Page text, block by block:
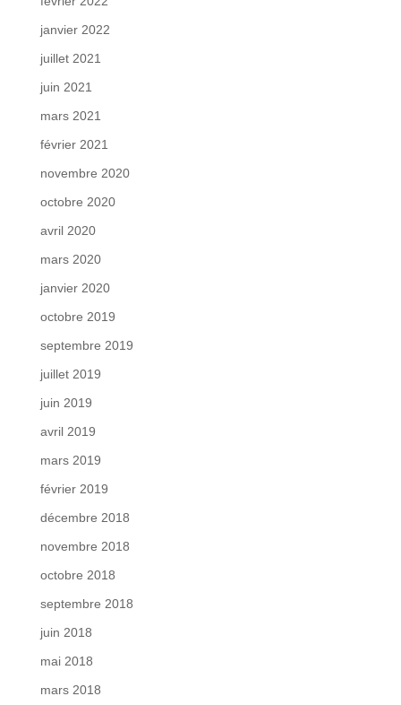
janvier 2022
juillet 2021
juin 2021
mars 2021
février 2021
novembre 2020
octobre 2020
avril 2020
mars 2020
janvier 2020
octobre 2019
septembre 2019
juillet 2019
juin 2019
avril 2019
mars 2019
février 2019
décembre 2018
novembre 2018
octobre 2018
septembre 2018
juin 2018
mai 2018
mars 2018